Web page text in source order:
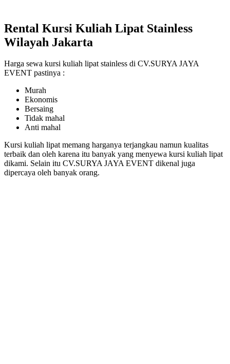
Rental Kursi Kuliah Lipat Stainless
Wilayah Jakarta
Harga sewa kursi kuliah lipat stainless di CV.SURYA JAYA
EVENT pastinya :
Murah
Ekonomis
Bersaing
Tidak mahal
Anti mahal
Kursi kuliah lipat memang harganya terjangkau namun kualitas
terbaik dan oleh karena itu banyak yang menyewa kursi kuliah lipat
dikami. Selain itu CV.SURYA JAYA EVENT dikenal juga
dipercaya oleh banyak orang.